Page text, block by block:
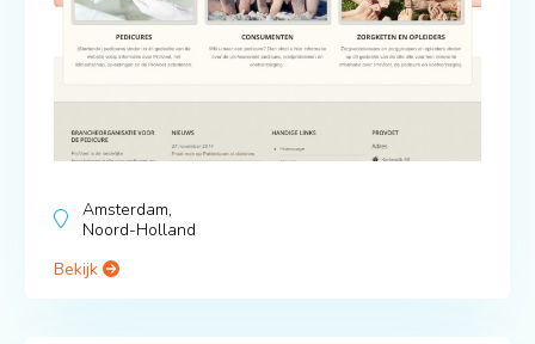
Amsterdam,
Noord-Holland
Bekijk